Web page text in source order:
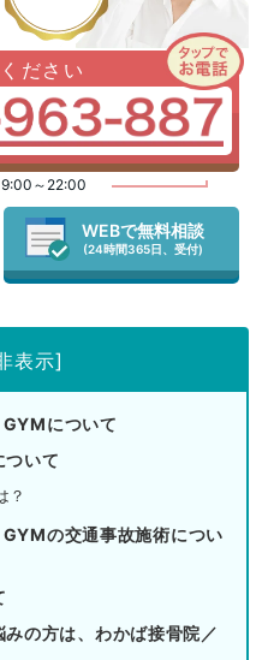
ださい
9:00～22:00
WEBで無料相談
(24時間365日、受付)
表示]
について
ついて
？
の交通事故施術につい
の方は、わかば接骨院／